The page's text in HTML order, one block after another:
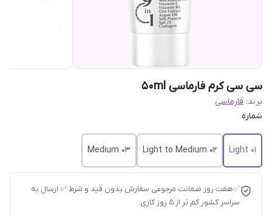
سی سی کرم فارماسی 50ml
برند: فارماسی
شماره
01 Light
02 Light to Medium
03 Medium
✅هفت روز ضمانت مرجوعی سفارش بدون قید و شرط ✅ ارسال به
سراسر کشور کم تر از 5 روز کاری.